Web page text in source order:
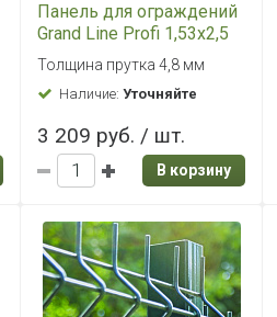
Панель для ограждений
Grand Line Profi 1,53x2,5
цинк
Толщина прутка 4,8 мм
Наличие:Уточняйте
3 209 руб. / шт.
В корзину